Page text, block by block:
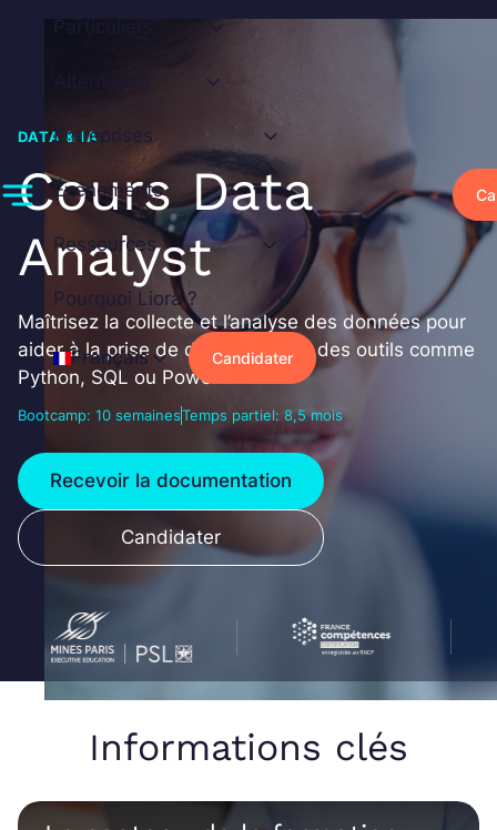
Particuliers
Alternance
Entreprises
Événements
Ressources
Pourquoi Liora ?
Français Candidater
DATA & IA
Cours Data
Analyst
Maîtrisez la collecte et l’analyse des données pour
aider à la prise de décision, avec des outils comme
Python, SQL ou Power BI.
Bootcamp: 10 semainesTemps partiel: 8,5 mois
Recevoir la documentation
Candidater
Informations clés